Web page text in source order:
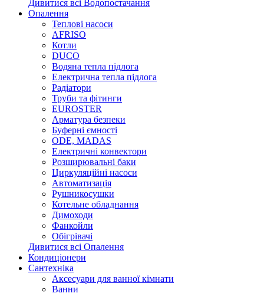
Дивитися всі Водопостачання
Опалення
Теплові насоси
AFRISO
Котли
DUCO
Водяна тепла підлога
Електрична тепла підлога
Радіатори
Труби та фітинги
EUROSTER
Арматура безпеки
Буферні ємності
ODE, MADAS
Електричні конвектори
Розширювальні баки
Циркуляційні насоси
Автоматизація
Рушникосушки
Котельне обладнання
Димоходи
Фанкойли
Обігрівачі
Дивитися всі Опалення
Кондиціонери
Сантехніка
Аксесуари для ванної кімнати
Ванни